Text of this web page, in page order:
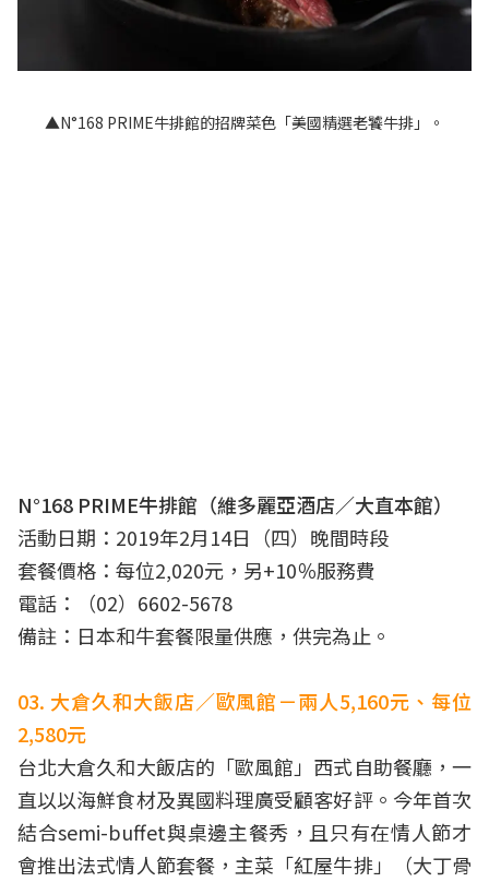
▲N°168 PRIME牛排館的招牌菜色「美國精選老饕牛排」。
N°168 PRIME牛排館（維多麗亞酒店／大直本館）
活動日期：2019年2月14日（四）晚間時段
套餐價格：每位2,020元，另+10％服務費
電話：（02）6602-5678
備註：日本和牛套餐限量供應，供完為止。
03. 大倉久和大飯店／歐風館－兩人5,160元、每位
2,580元
台北大倉久和大飯店的「歐風館」西式自助餐廳，一
直以以海鮮食材及異國料理廣受顧客好評。今年首次
結合semi-buffet與桌邊主餐秀，且只有在情人節才
會推出法式情人節套餐，主菜「紅屋牛排」（大丁骨